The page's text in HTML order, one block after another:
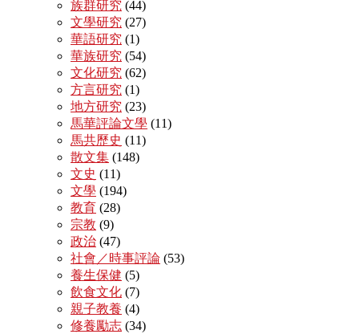
族群研究 (44)
文學研究 (27)
華語研究 (1)
華族研究 (54)
文化研究 (62)
方言研究 (1)
地方研究 (23)
馬華評論文學 (11)
馬共歷史 (11)
散文集 (148)
文史 (11)
文學 (194)
教育 (28)
宗教 (9)
政治 (47)
社會／時事評論 (53)
養生保健 (5)
飲食文化 (7)
親子教養 (4)
修養勵志 (34)